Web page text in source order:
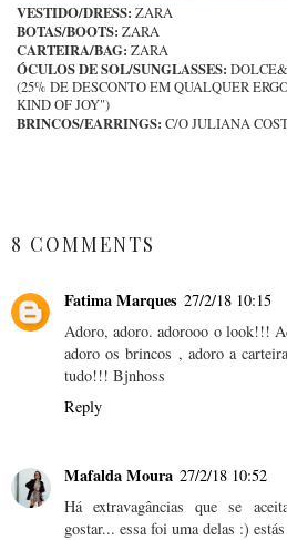
VESTIDO/DRESS: ZARA
BOTAS/BOOTS: ZARA
CARTEIRA/BAG: ZARA
ÓCULOS DE SOL/SUNGLASSES:
(25% DE DESCONTO EM QUALQUER
KIND OF JOY")
BRINCOS/EARRINGS: C/O JULIANA
8 COMMENTS
Fatima Marques 27/2/18 10:15
Adoro, adoro. adorooo o look!!!
adoro os brincos , adoro a
tudo!!! Bjnhoss
Reply
Mafalda Moura 27/2/18 10:52
Há extravagâncias que se
gostar... essa foi uma delas :)